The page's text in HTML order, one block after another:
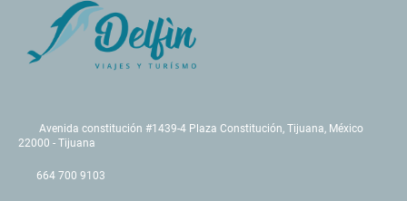
Avenida constitución #1439-4 Plaza Constitución, Tijuana, México
22000 - Tijuana
664 700 9103